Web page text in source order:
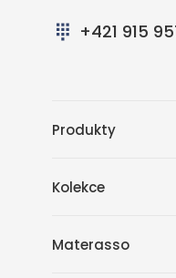
+421 915
Produkty
Kolekce
Materasso